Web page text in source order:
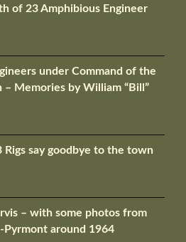
of 23 Amphibious Engineer
under Command of the
– Memories by William “Bill”
say goodbye to the town
– with some photos from
around 1964